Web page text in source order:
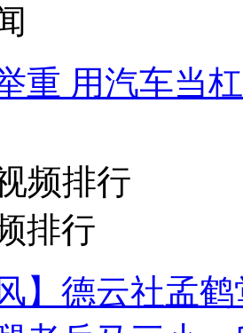
重 用汽车当
频排行
排行
】德云社孟